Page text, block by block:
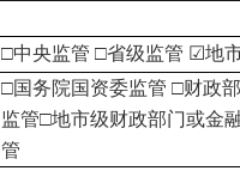
□中央监管 □省级监管 ☑地
□国务院国资委监管 □财政
监管□地市级财政部门或金
管